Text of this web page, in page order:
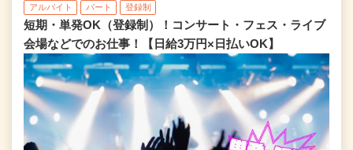
アルバイト パート 登録制
短期・単発OK（登録制）！コンサート・フェス・ライブ
会場などでのお仕事！【日給3万円×日払いOK】